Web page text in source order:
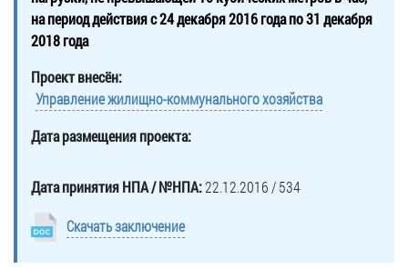
на период действия с 24 декабря 2016 года по 31 декабря
2018 года
Проект внесён:
Управление жилищно-коммунального хозяйства
Дата размещения проекта:
Дата принятия НПА / №НПА:22.12.2016 / 534
Скачать заключение